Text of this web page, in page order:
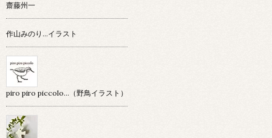
齋藤州一
作山みのり…イラスト
piro piro piccolo…（野鳥イラスト）